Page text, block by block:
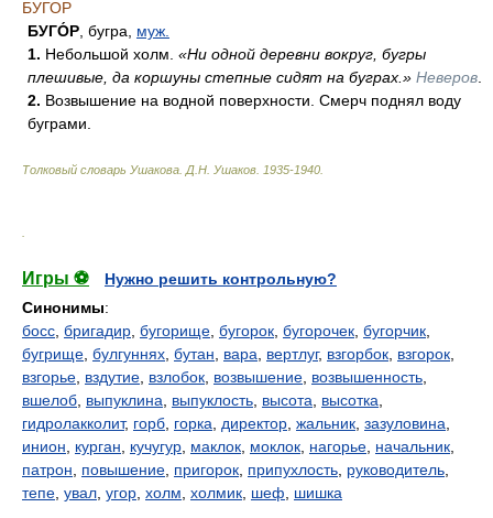
БУГОР
БУГО́Р , бугра, муж.
1. Небольшой холм. «Ни одной деревни вокруг, бугры
плешивые, да коршуны степные сидят на буграх.» Неверов
2. Возвышение на водной поверхности. Смерч поднял воду
буграми.
Толковый словарь Ушакова Д.Н. Ушаков. 1935-1940
Игры ⚽
Нужно решить контрольную?
Синонимы:
босс бригадир бугорище бугорок бугорочек бугорчик
бугрище булгуннях бутан вара вертлуг, взгорбок взгорок
взгорье вздутие взлобок возвышение возвышенность
вшелоб выпуклина выпуклость высота высотка
гидролакколит, горб горка директор жальник зазуловина
инион
курган кучугур маклок моклок нагорье начальник
патрон
повышение пригорок припухлость руководитель
тепе увал угор холм холмик шеф шишка